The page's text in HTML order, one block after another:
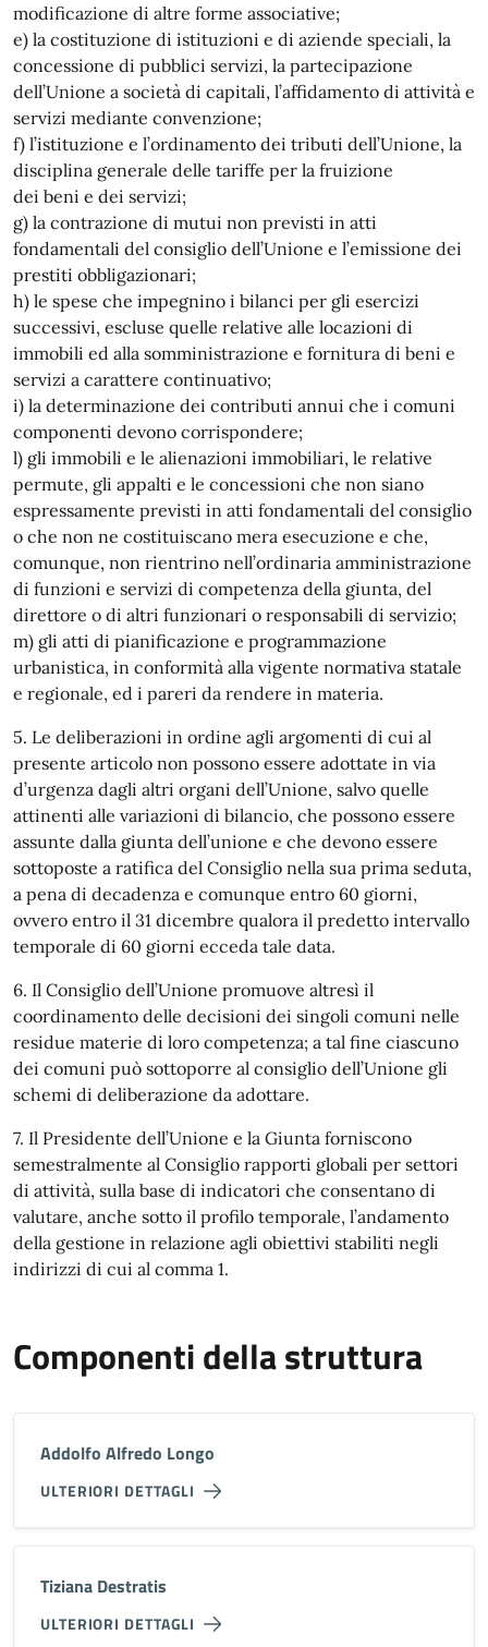
modificazione di altre forme associative;
e) la costituzione di istituzioni e di aziende speciali, la
concessione di pubblici servizi, la partecipazione
dell’Unione a società di capitali, l’affidamento di attività e
servizi mediante convenzione;
f) l’istituzione e l’ordinamento dei tributi dell’Unione, la
disciplina generale delle tariffe per la fruizione
dei beni e dei servizi;
g) la contrazione di mutui non previsti in atti
fondamentali del consiglio dell’Unione e l’emissione dei
prestiti obbligazionari;
h) le spese che impegnino i bilanci per gli esercizi
successivi, escluse quelle relative alle locazioni di
immobili ed alla somministrazione e fornitura di beni e
servizi a carattere continuativo;
i) la determinazione dei contributi annui che i comuni
componenti devono corrispondere;
l) gli immobili e le alienazioni immobiliari, le relative
permute, gli appalti e le concessioni che non siano
espressamente previsti in atti fondamentali del consiglio
o che non ne costituiscano mera esecuzione e che,
comunque, non rientrino nell’ordinaria amministrazione
di funzioni e servizi di competenza della giunta, del
direttore o di altri funzionari o responsabili di servizio;
m) gli atti di pianificazione e programmazione
urbanistica, in conformità alla vigente normativa statale
e regionale, ed i pareri da rendere in materia.
5. Le deliberazioni in ordine agli argomenti di cui al
presente articolo non possono essere adottate in via
d’urgenza dagli altri organi dell’Unione, salvo quelle
attinenti alle variazioni di bilancio, che possono essere
assunte dalla giunta dell’unione e che devono essere
sottoposte a ratifica del Consiglio nella sua prima seduta,
a pena di decadenza e comunque entro 60 giorni,
ovvero entro il 31 dicembre qualora il predetto intervallo
temporale di 60 giorni ecceda tale data.
6. Il Consiglio dell’Unione promuove altresì il
coordinamento delle decisioni dei singoli comuni nelle
residue materie di loro competenza; a tal fine ciascuno
dei comuni può sottoporre al consiglio dell’Unione gli
schemi di deliberazione da adottare.
7. Il Presidente dell’Unione e la Giunta forniscono
semestralmente al Consiglio rapporti globali per settori
di attività, sulla base di indicatori che consentano di
valutare, anche sotto il profilo temporale, l’andamento
della gestione in relazione agli obiettivi stabiliti negli
indirizzi di cui al comma 1.
Componenti della struttura
Addolfo Alfredo Longo
ULTERIORI DETTAGLI
Tiziana Destratis
ULTERIORI DETTAGLI